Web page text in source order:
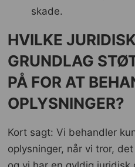
skade.
HVILKE
GRUNDLAG
PÅ FOR AT
OPLYSNINGER?
Kort sagt: Vi behandler
oplysninger, når vi tror,